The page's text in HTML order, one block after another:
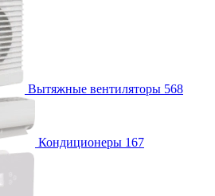
Вытяжные вентиляторы 568
Кондиционеры 167